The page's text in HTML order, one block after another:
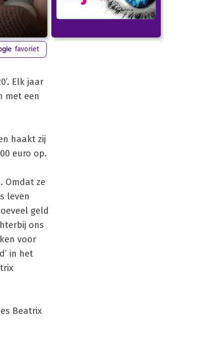
favoriet
Elk jaar
met een
haakt zij
euro op.
Omdat ze
leven
geld
ons
voor
in het
Beatrix